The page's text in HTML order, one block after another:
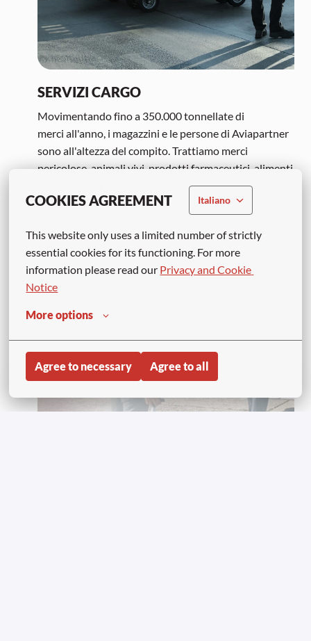
COOKIES AGREEMENT Italiano
This website only uses a limited number of strictly
essential cookies for its functioning. For more
information please read our Privacy and Cookie
Notice
More options
Agree to necessary Agree to all
SERVIZI CARGO
Movimentando fino a 350.000 tonnellate di
merci all'anno, i magazzini e le persone di Aviapartner
sono all'altezza del compito. Trattiamo merci
pericolose, animali vivi, prodotti farmaceutici, alimenti